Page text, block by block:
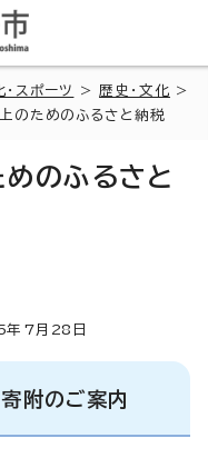
・スポーツ > 歴史・文化 >
のためのふるさと納税
のふるさと
年7月 28 日
附のご案内